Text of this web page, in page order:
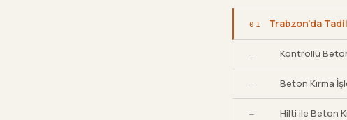
01 Trabzon'da
— Kontrollü
— Beton Kırma
— Hilti ile Beton